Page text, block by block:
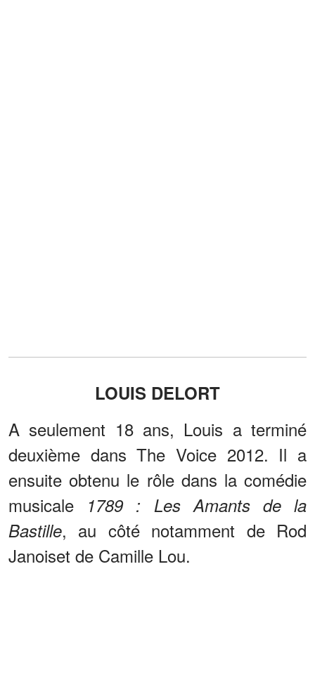
LOUIS DELORT
A seulement 18 ans, Louis a terminé
deuxième dans The Voice 2012. Il a
ensuite obtenu le rôle dans la comédie
musicale 1789 : Les Amants de la
Bastille, au côté notamment de Rod
Janoiset de Camille Lou.